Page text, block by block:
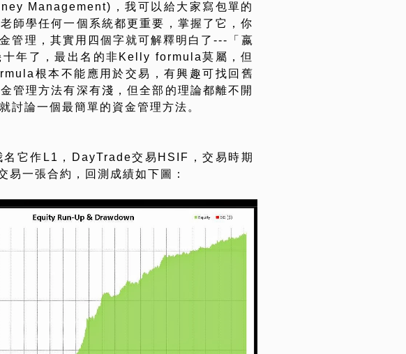
Management)，我可以給大家寫包單的
師學任何一個系統都更重要，掌握了它，你
管理，其實用四個字就可解釋明白了---「嬴
年了，最出名的非Kelly formula莫屬，但
根本不能應用於交易，有興趣可找回舊
管理方法有深有淺，但全部的理論都離不開
討論一個最簡單的資金管理方法。
名它作L1，DayTrade交易HSIF，交易時期
一張合約，回測成績如下圖：